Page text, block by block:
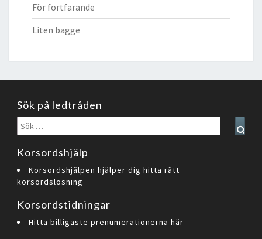
För fortfarande
Liten bagge
Sök på ledtråden
Sök
efter:
Korsordshjälp
Korsordshjälpen hjälper dig hitta rätt
korsordslösning
Korsordstidningar
Hitta billigaste prenumerationerna här